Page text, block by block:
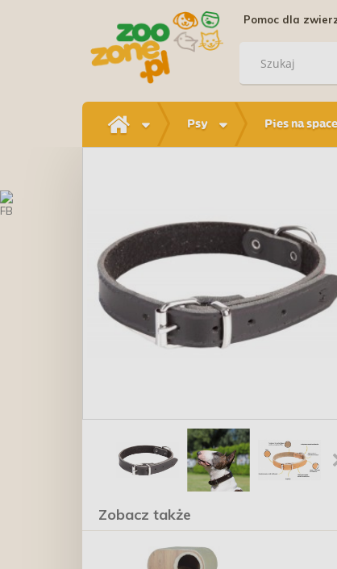
Pomoc dla
Psy Pies na
Zobacz także